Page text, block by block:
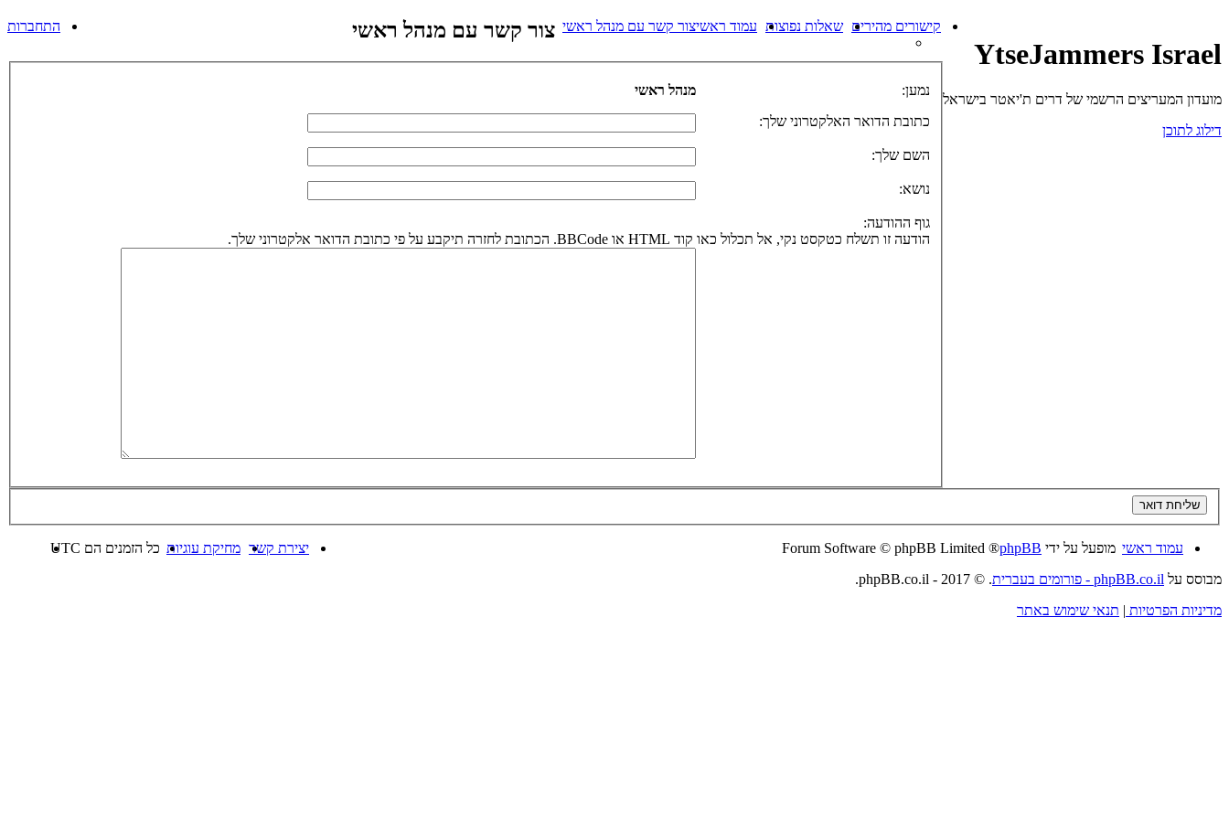
YtseJammers Israel
מועדון המעריצים הרשמי של דרים ת'יאטר בישראל
דילוג לתוכן
קישורים מהירים שאלות נפוצות התחברות עמוד ראשיצור קשר עם מנהל ראשי צור קשר עם מנהל ראשי
נמען:
מנהל ראשי
כתובת הדואר האלקטרוני שלך:
השם שלך:
נושא:
גוף ההודעה:
הודעה זו תשלח כטקסט נקי, אל תכלול כאו קוד HTML או BBCode. הכתובת לחזרה תיקבע על פי כתובת הדואר אלקטרוני שלך.
עמוד ראשי כל הזמנים הם UTC מחיקת עוגיות יצירת קשר מופעל על ידי phpBB
® Forum Software © phpBB Limited
מבוסס על phpBB.co.il - פורומים בעברית
. © 2017 - phpBB.co.il.
מדיניות הפרטיות | תנאי שימוש באתר